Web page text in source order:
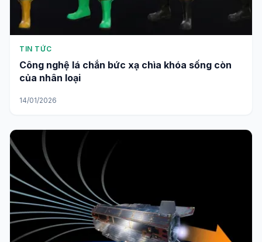
TIN TỨC
Công nghệ lá chắn bức xạ chìa khóa sống còn
của nhân loại
14/01/2026